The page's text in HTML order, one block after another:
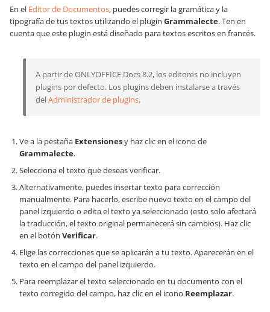
En el Editor de Documentos, puedes corregir la gramática y la
tipografía de tus textos utilizando el plugin Grammalecte. Ten en
cuenta que este plugin está diseñado para textos escritos en francés.
A partir de ONLYOFFICE Docs 8.2, los editores no incluyen
plugins por defecto. Los plugins deben instalarse a través
delAdministrador de plugins.
Ve a la pestaña Extensionesy haz clic en el icono de
Grammalecte.
Selecciona el texto que deseas verificar.
Alternativamente, puedes insertar texto para corrección
manualmente. Para hacerlo, escribe nuevo texto en el campo del
panel izquierdo o edita el texto ya seleccionado (esto solo afectará
la traducción, el texto original permanecerá sin cambios). Haz clic
en el botón Verificar.
Elige las correcciones que se aplicarán a tu texto. Aparecerán en el
texto en el campo del panel izquierdo.
Para reemplazar el texto seleccionado en tu documento con el
texto corregido del campo, haz clic en el icono Reemplazar.